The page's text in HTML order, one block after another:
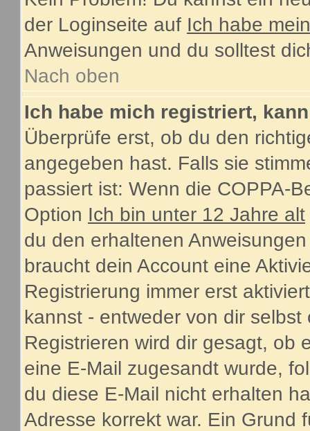
der Loginseite auf Ich habe
Anweisungen und du solltest
Nach oben
Ich habe mich registriert,
Überprüfe erst, ob du den
angegeben hast. Falls sie
passiert ist: Wenn die COPPA-
Option Ich bin unter 12 Jahre alt
du den erhaltenen
braucht dein Account eine
Registrierung immer erst
kannst - entweder von dir
Registrieren wird dir gesagt, ob
eine E-Mail zugesandt wurde,
du diese E-Mail nicht erhalten
Adresse korrekt war. Ein Grund